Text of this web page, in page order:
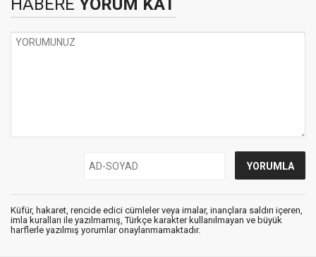
HABERE YORUM KAT
Küfür, hakaret, rencide edici cümleler veya imalar, inançlara saldırı içeren,
imla kuralları ile yazılmamış, Türkçe karakter kullanılmayan ve büyük
harflerle yazılmış yorumlar onaylanmamaktadır.